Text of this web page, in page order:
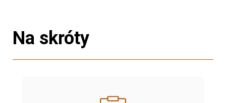
Na skróty